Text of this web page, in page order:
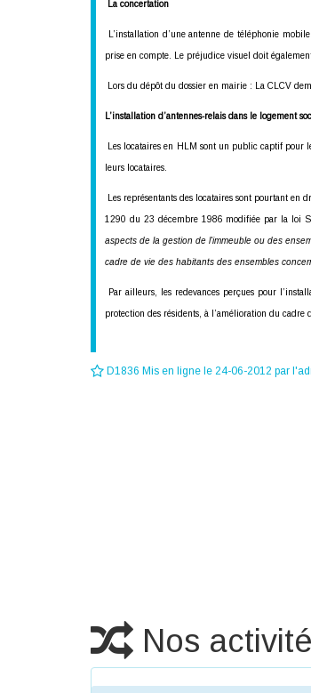
La concertation
L’installation d’une antenne de téléphonie
prise en compte. Le préjudice visuel doit
Lors du dépôt du dossier en mairie : La CLCV
L’installation d’antennes-relais dans le logement
Les locataires en HLM sont un public captif pour
leurs locataires.
Les représentants des locataires sont pourtant
1290 du 23 décembre 1986 modifiée par la loi
aspects de la gestion de l'immeuble ou des
cadre de vie des habitants des ensembles
Par ailleurs, les redevances perçues pour
protection des résidents, à l’amélioration du cadre
D1836 Mis en ligne le 24-06-2012 par
Nos